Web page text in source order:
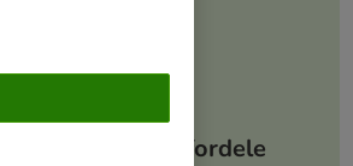
Dine fordele